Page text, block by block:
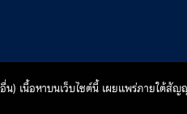
น) เนื้อหาบนเว็บไซต์นี้ เผยแพร่ภายใต้สั